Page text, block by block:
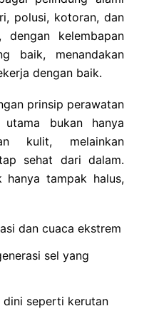
polusi, kotoran, dan
kelembapan
baik, menandakan
dengan baik.
prinsip perawatan
bukan hanya
kulit, melainkan
sehat dari dalam.
tampak halus,
dan cuaca ekstrem
sel yang
dini seperti kerutan